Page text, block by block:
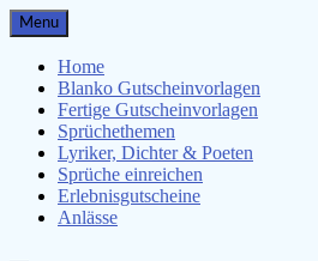
Skip
to
content
Menu
Home
Blanko Gutscheinvorlagen
Fertige Gutscheinvorlagen
Sprüchethemen
Lyriker, Dichter & Poeten
Sprüche einreichen
Erlebnisgutscheine
Anlässe